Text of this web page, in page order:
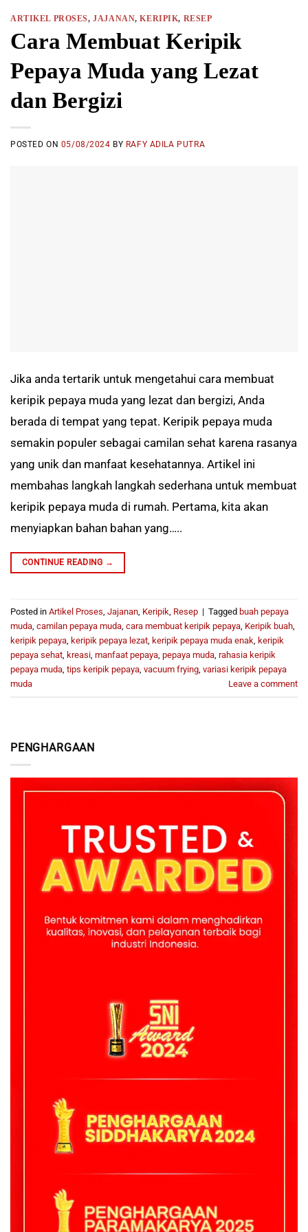
PENGHARGAAN
ARTIKEL PROSES,JAJANAN,KERIPIK, RESEP
Cara Membuat Keripik
Pepaya Muda yang Lezat
dan Bergizi
POSTED ON 05/08/2024 BY RAFY ADILA PUTRA
Jika anda tertarik untuk mengetahui cara membuat
keripik pepaya muda yang lezat dan bergizi, Anda
berada di tempat yang tepat. Keripik pepaya muda
semakin populer sebagai camilan sehat karena rasanya
yang unik dan manfaat kesehatannya. Artikel ini
membahas langkah langkah sederhana untuk membuat
keripik pepaya muda di rumah. Pertama, kita akan
menyiapkan bahan bahan yang…..
CONTINUE READING →
Posted in Artikel Proses Jajanan Keripik Resep | Tagged buah pepaya
muda camilan pepaya muda cara membuat keripik pepaya Keripik buah
keripik pepaya keripik pepaya lezat keripik pepaya muda enak keripik
pepaya sehat kreasi manfaat pepaya pepaya muda rahasia keripik
pepaya muda tips keripik pepaya vacuum frying variasi keripik pepaya
muda
Leave a comment